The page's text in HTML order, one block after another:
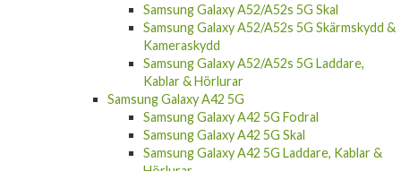
Samsung Galaxy A52/A52s 5G Skal
Samsung Galaxy A52/A52s 5G Skärmskydd &
Kameraskydd
Samsung Galaxy A52/A52s 5G Laddare,
Kablar & Hörlurar
Samsung Galaxy A42 5G
Samsung Galaxy A42 5G Fodral
Samsung Galaxy A42 5G Skal
Samsung Galaxy A42 5G Laddare, Kablar &